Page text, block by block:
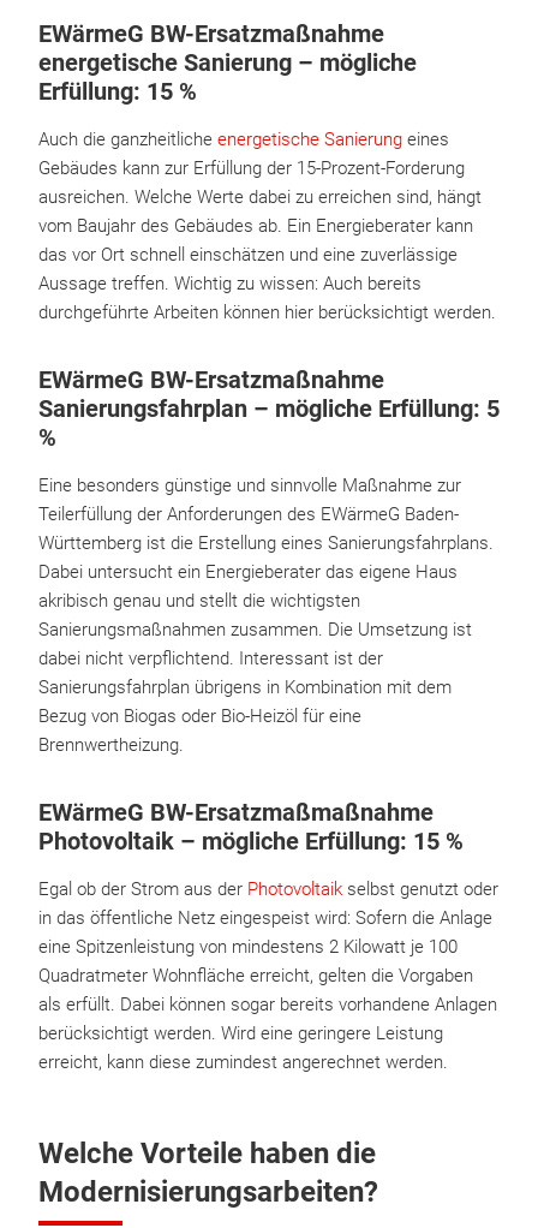
EWärmeG BW-Ersatzmaßnahme
energetische Sanierung – mögliche
Erfüllung: 15 %
Auch die ganzheitliche energetische Sanierung eines
Gebäudes kann zur Erfüllung der 15-Prozent-Forderung
ausreichen. Welche Werte dabei zu erreichen sind, hängt
vom Baujahr des Gebäudes ab. Ein Energieberater kann
das vor Ort schnell einschätzen und eine zuverlässige
Aussage treffen. Wichtig zu wissen: Auch bereits
durchgeführte Arbeiten können hier berücksichtigt werden.
EWärmeG BW-Ersatzmaßnahme
Sanierungsfahrplan – mögliche Erfüllung: 5
%
Eine besonders günstige und sinnvolle Maßnahme zur
Teilerfüllung der Anforderungen des EWärmeG Baden-
Württemberg ist die Erstellung eines Sanierungsfahrplans.
Dabei untersucht ein Energieberater das eigene Haus
akribisch genau und stellt die wichtigsten
Sanierungsmaßnahmen zusammen. Die Umsetzung ist
dabei nicht verpflichtend. Interessant ist der
Sanierungsfahrplan übrigens in Kombination mit dem
Bezug von Biogas oder Bio-Heizöl für eine
Brennwertheizung.
EWärmeG BW-Ersatzmaßmaßnahme
Photovoltaik – mögliche Erfüllung: 15 %
Egal ob der Strom aus der Photovoltaik selbst genutzt oder
in das öffentliche Netz eingespeist wird: Sofern die Anlage
eine Spitzenleistung von mindestens 2 Kilowatt je 100
Quadratmeter Wohnfläche erreicht, gelten die Vorgaben
als erfüllt. Dabei können sogar bereits vorhandene Anlagen
berücksichtigt werden. Wird eine geringere Leistung
erreicht, kann diese zumindest angerechnet werden.
Welche Vorteile haben die
Modernisierungsarbeiten?